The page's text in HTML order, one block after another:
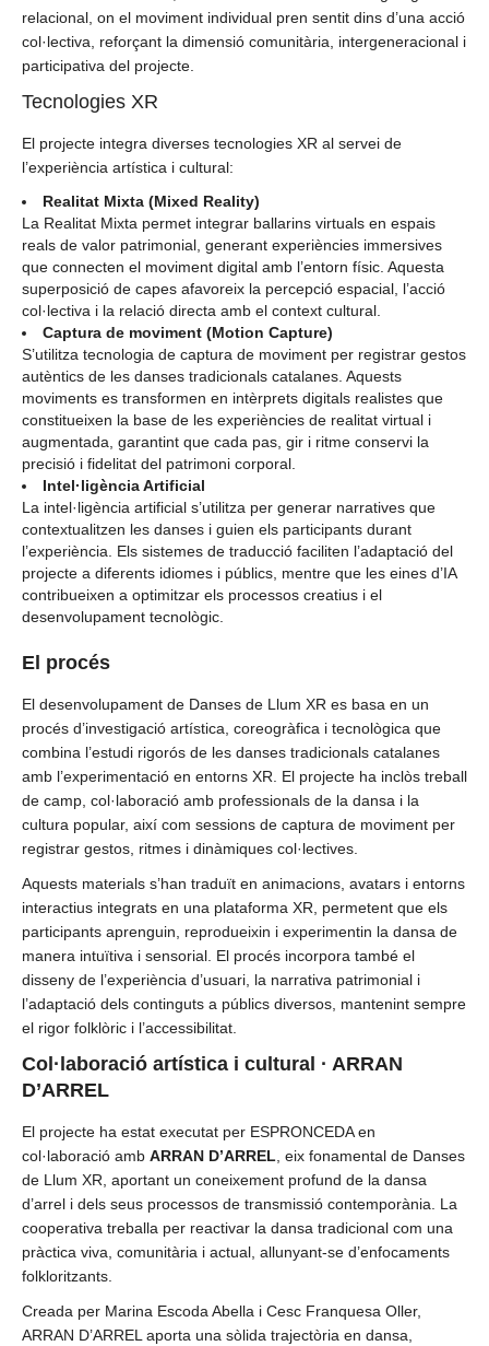
relacional, on el moviment individual pren sentit dins d’una acció
col·lectiva, reforçant la dimensió comunitària, intergeneracional i
participativa del projecte.
Tecnologies XR
El projecte integra diverses tecnologies XR al servei de
l’experiència artística i cultural:
Realitat Mixta (Mixed Reality)
La Realitat Mixta permet integrar ballarins virtuals en espais
reals de valor patrimonial, generant experiències immersives
que connecten el moviment digital amb l’entorn físic. Aquesta
superposició de capes afavoreix la percepció espacial, l’acció
col·lectiva i la relació directa amb el context cultural.
Captura de moviment (Motion Capture)
S’utilitza tecnologia de captura de moviment per registrar gestos
autèntics de les danses tradicionals catalanes. Aquests
moviments es transformen en intèrprets digitals realistes que
constitueixen la base de les experiències de realitat virtual i
augmentada, garantint que cada pas, gir i ritme conservi la
precisió i fidelitat del patrimoni corporal.
Intel·ligència Artificial
La intel·ligència artificial s’utilitza per generar narratives que
contextualitzen les danses i guien els participants durant
l’experiència. Els sistemes de traducció faciliten l’adaptació del
projecte a diferents idiomes i públics, mentre que les eines d’IA
contribueixen a optimitzar els processos creatius i el
desenvolupament tecnològic.
El procés
El desenvolupament de Danses de Llum XR es basa en un
procés d’investigació artística, coreogràfica i tecnològica que
combina l’estudi rigorós de les danses tradicionals catalanes
amb l’experimentació en entorns XR. El projecte ha inclòs treball
de camp, col·laboració amb professionals de la dansa i la
cultura popular, així com sessions de captura de moviment per
registrar gestos, ritmes i dinàmiques col·lectives.
Aquests materials s’han traduït en animacions, avatars i entorns
interactius integrats en una plataforma XR, permetent que els
participants aprenguin, reprodueixin i experimentin la dansa de
manera intuïtiva i sensorial. El procés incorpora també el
disseny de l’experiència d’usuari, la narrativa patrimonial i
l’adaptació dels continguts a públics diversos, mantenint sempre
el rigor folklòric i l’accessibilitat.
Col·laboració artística i cultural · ARRAN
D’ARREL
El projecte ha estat executat per ESPRONCEDA en
col·laboració amb ARRAN D’ARREL , eix fonamental de Danses
de Llum XR, aportant un coneixement profund de la dansa
d’arrel i dels seus processos de transmissió contemporània. La
cooperativa treballa per reactivar la dansa tradicional com una
pràctica viva, comunitària i actual, allunyant-se d’enfocaments
folkloritzants.
Creada per Marina Escoda Abella i Cesc Franquesa Oller,
ARRAN D’ARREL aporta una sòlida trajectòria en dansa,